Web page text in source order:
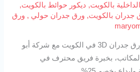
بالكويت, ديكور حوائط بالكويت,
جدران بالكويت, ورق جدران حولي , ورق
أفضل تصاميم وتركيب ورق جدران 3D في الكويت مع شركة أبو
بخبرة فريق محترف في